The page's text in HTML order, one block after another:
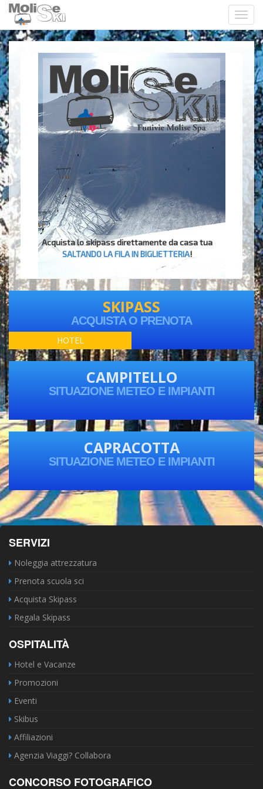
Acquista lo skipass direttamente da casa tua
SALTANDO LA FILA IN BIGLIETTERIA!
HOTEL
SKIPASS
ACQUISTA O PRENOTA
CAMPITELLO
SITUAZIONE METEO E IMPIANTI
CAPRACOTTA
SITUAZIONE METEO E IMPIANTI
SERVIZI
Noleggia attrezzatura
Prenota scuola sci
Acquista Skipass
Regala Skipass
OSPITALITÀ
Hotel e Vacanze
Promozioni
Eventi
Skibus
Affiliazioni
Agenzia Viaggi? Collabora
CONCORSO FOTOGRAFICO